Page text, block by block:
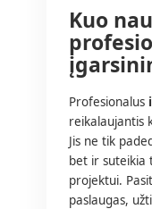
Kuo
Profesionalus
reikalaujantis
Jis ne tik
bet ir suteikia
projektui.
paslaugas,